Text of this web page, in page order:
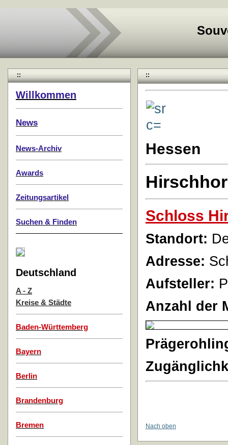
::
Willkommen
News
News-Archiv
Awards
Zeitungsartikel
Suchen & Finden
Deutschland
A - Z
Kreise & Städte
Baden-Württemberg
Bayern
Berlin
Brandenburg
Bremen
::
Hessen
Schloss
Standort:
Adresse:
Aufsteller:
Anzahl der
Nach oben